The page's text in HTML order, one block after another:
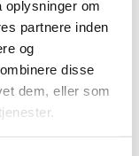
om
partnere inden
og
disse
dem, eller som
Festival på
Art, hvor
musikere
Lang, Julia
af
er venligt